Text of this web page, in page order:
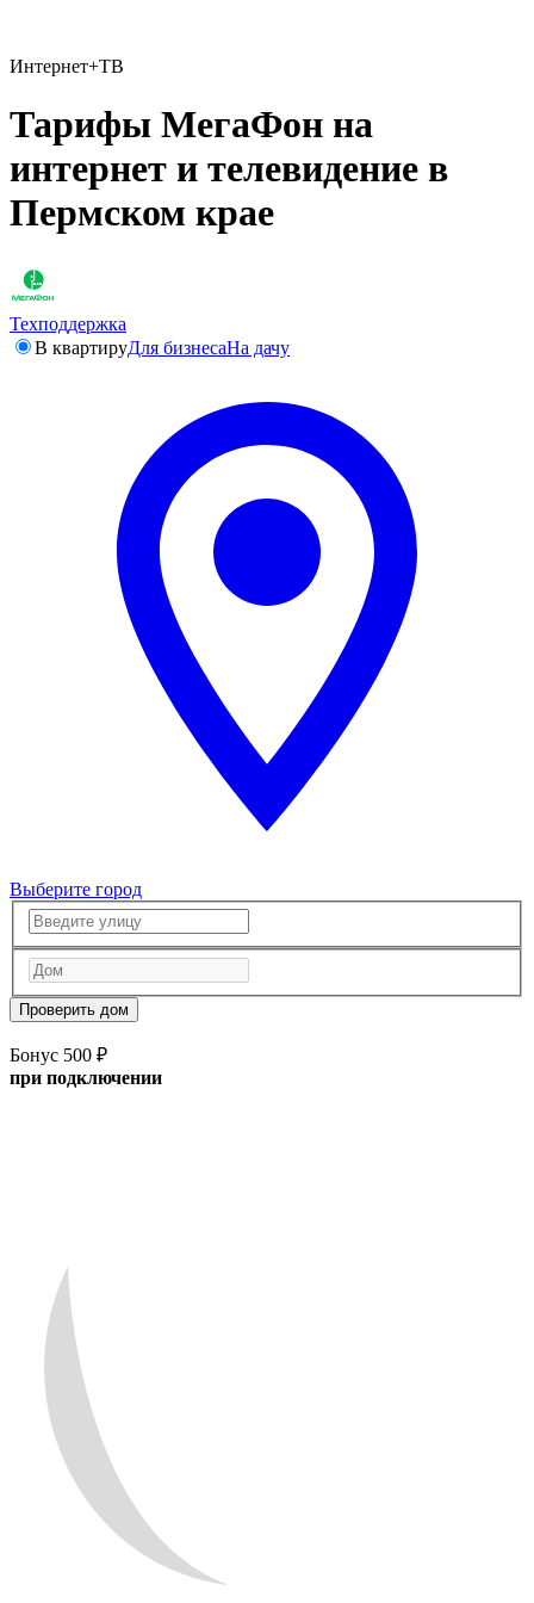
Интернет+ТВ
Тарифы МегаФон на
интернет и телевидение в
Пермском крае
Техподдержка
В квартируДля бизнесаНа дачу
Выберите город
Проверить дом
Бонус 500 ₽
при подключении